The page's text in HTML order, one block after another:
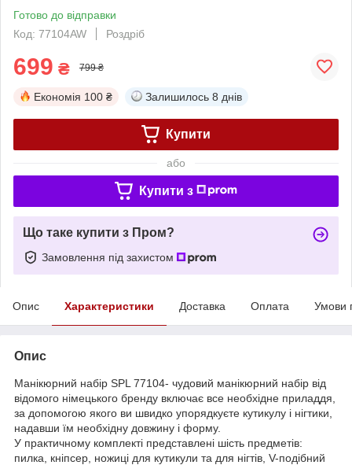
Готово до відправки
Код: 77104AW
Роздріб
699 ₴ 799 ₴
Економія 100 ₴ Залишилось 8 днів
Купити
або
Купити з
Що таке купити з Пром?
Замовлення під захистом
Опис Характеристики Доставка Оплата Умови
Опис
Манікюрний набір SPL 77104- чудовий манікюрний набір від
відомого німецького бренду включає все необхідне приладдя,
за допомогою якого ви швидко упорядкуєте кутикулу і нігтики,
надавши їм необхідну довжину і форму.
У практичному комплекті представлені шість предметів:
пилка, кніпсер, ножиці для кутикули та для нігтів, V-подібний